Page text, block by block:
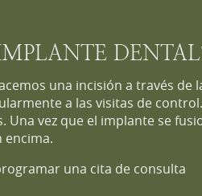
una incisión a través de
a las visitas de
vez que el implante se
encima.
una cita de consulta